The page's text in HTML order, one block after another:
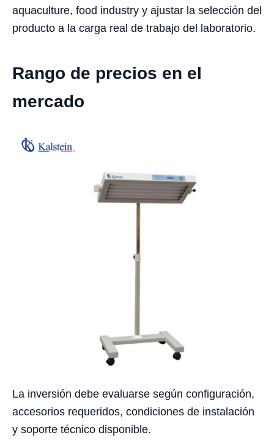
aquaculture, food industry y ajustar la selección del
producto a la carga real de trabajo del laboratorio.
Rango de precios en el
mercado
La inversión debe evaluarse según configuración,
accesorios requeridos, condiciones de instalación
y soporte técnico disponible.